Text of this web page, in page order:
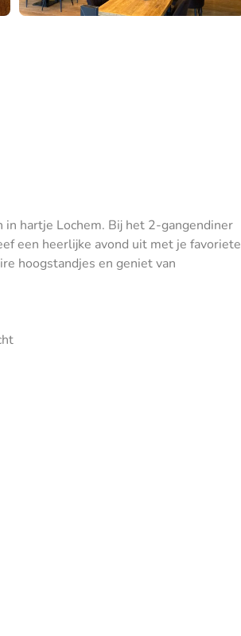
in hartje Lochem. Bij het 2-gangendiner
een heerlijke avond uit met je favoriete
hoogstandjes en geniet van